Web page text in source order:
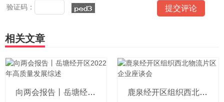
验证码：
相关文章
向两会报告丨岳塘经开区2022年高质 鹿泉经开区组织西北物流片区企业座